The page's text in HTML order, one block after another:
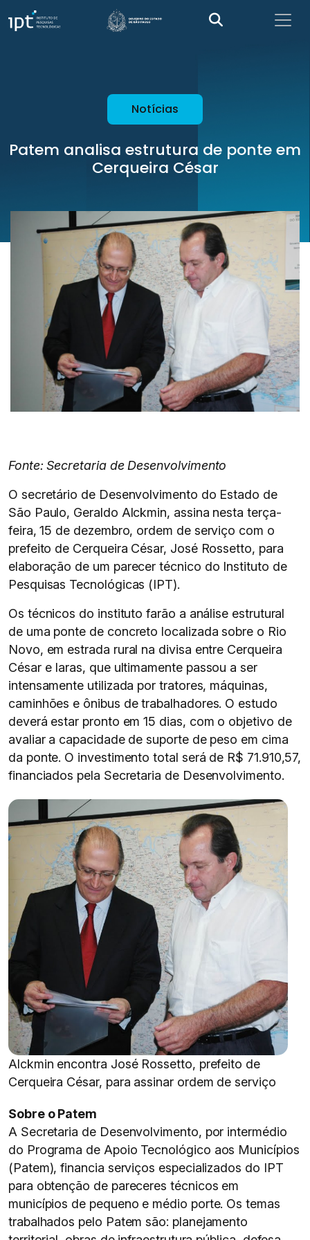
Notícias
Patem analisa estrutura de ponte em
Cerqueira César
Fonte: Secretaria de Desenvolvimento
O secretário de Desenvolvimento do Estado de
São Paulo, Geraldo Alckmin, assina nesta terça-
feira, 15 de dezembro, ordem de serviço com o
prefeito de Cerqueira César, José Rossetto, para
elaboração de um parecer técnico do Instituto de
Pesquisas Tecnológicas (IPT).
Os técnicos do instituto farão a análise estrutural
de uma ponte de concreto localizada sobre o Rio
Novo, em estrada rural na divisa entre Cerqueira
César e Iaras, que ultimamente passou a ser
intensamente utilizada por tratores, máquinas,
caminhões e ônibus de trabalhadores. O estudo
deverá estar pronto em 15 dias, com o objetivo de
avaliar a capacidade de suporte de peso em cima
da ponte. O investimento total será de R$ 71.910,57,
financiados pela Secretaria de Desenvolvimento.
Alckmin encontra José Rossetto, prefeito de
Cerqueira César, para assinar ordem de serviço
Sobre o Patem
A Secretaria de Desenvolvimento, por intermédio
do Programa de Apoio Tecnológico aos Municípios
(Patem), financia serviços especializados do IPT
para obtenção de pareceres técnicos em
municípios de pequeno e médio porte. Os temas
trabalhados pelo Patem são: planejamento